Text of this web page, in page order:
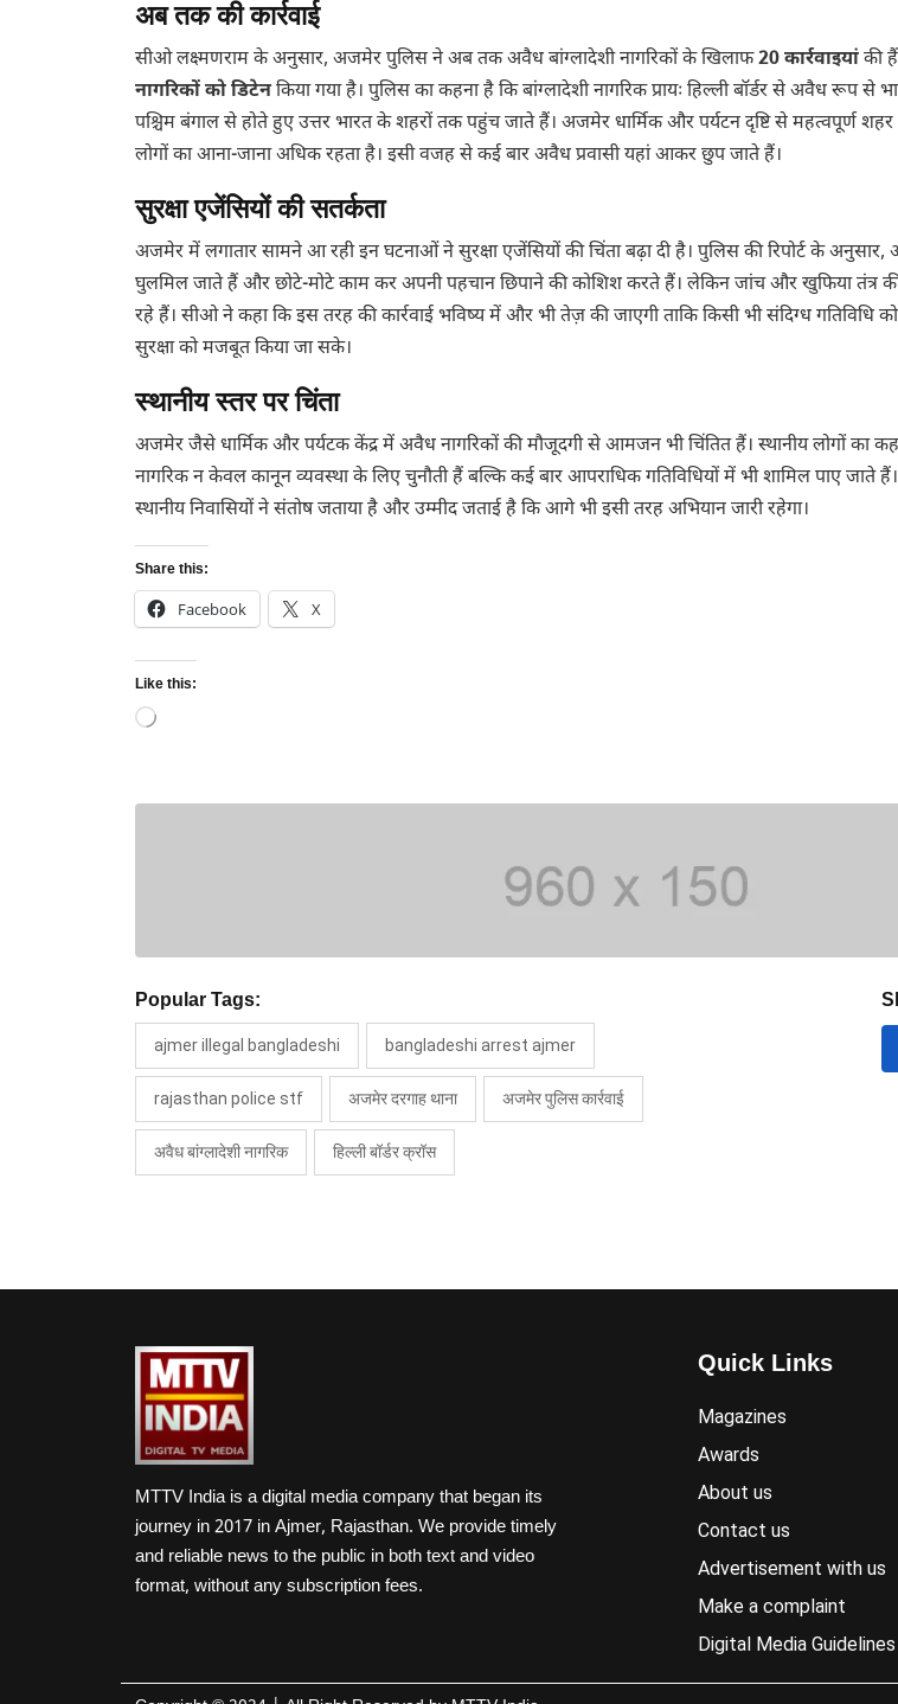
अब तक की कार्रवाई
सीओ लक्ष्मणराम के अनुसार, अजमेर पुलिस ने अब तक अवैध बांग्लादेशी नागरिकों के खिलाफ20 कार्रवाइयांकी
नागरिकों को डिटेनकिया गया है। पुलिस का कहना है कि बांग्लादेशी नागरिक प्रायः हिल्ली बॉर्डर से अवैध रूप
पश्चिम बंगाल से होते हुए उत्तर भारत के शहरों तक पहुंच जाते हैं। अजमेर धार्मिक और पर्यटन दृष्टि से महत्वपूर्ण
लोगों का आना-जाना अधिक रहता है। इसी वजह से कई बार अवैध प्रवासी यहां आकर छुप जाते हैं।
सुरक्षा एजेंसियों की सतर्कता
अजमेर में लगातार सामने आ रही इन घटनाओं ने सुरक्षा एजेंसियों की चिंता बढ़ा दी है। पुलिस की रिपोर्ट के अनुसार,
घुलमिल जाते हैं और छोटे-मोटे काम कर अपनी पहचान छिपाने की कोशिश करते हैं। लेकिन जांच और खुफिया तंत्र
रहे हैं। सीओ ने कहा कि इस तरह की कार्रवाई भविष्य में और भी तेज़ की जाएगी ताकि किसी भी संदिग्ध गतिविधि
सुरक्षा को मजबूत किया जा सके।
स्थानीय स्तर पर चिंता
अजमेर जैसे धार्मिक और पर्यटक केंद्र में अवैध नागरिकों की मौजूदगी से आमजन भी चिंतित हैं। स्थानीय लोगों का
नागरिक न केवल कानून व्यवस्था के लिए चुनौती हैं बल्कि कई बार आपराधिक गतिविधियों में भी शामिल पाए जाते
स्थानीय निवासियों ने संतोष जताया है और उम्मीद जताई है कि आगे भी इसी तरह अभियान जारी रहेगा।
Share this:
Facebook X
Like this:
Loading…
Popular Tags:
ajmer illegal bangladeshi bangladeshi arrest ajmer
rajasthan police stf अजमेर दरगाह थाना अजमेर पुलिस कार्रवाई
अवैध बांग्लादेशी नागरिक हिल्ली बॉर्डर क्रॉस
MTTV India is a digital media company that began its
journey in 2017 in Ajmer, Rajasthan. We provide timely
and reliable news to the public in both text and video
format, without any subscription fees.
Quick Links
Magazines
Awards
About us
Contact us
Advertisement with us
Make a complaint
Digital Media Guidelines